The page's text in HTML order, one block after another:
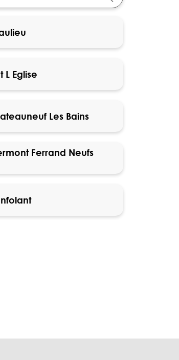
L Eglise
Les Bains
Ferrand Neufs